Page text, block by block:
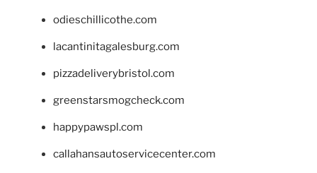
odieschillicothe.com
lacantinitagalesburg.com
pizzadeliverybristol.com
greenstarsmogcheck.com
happypawspl.com
callahansautoservicecenter.com